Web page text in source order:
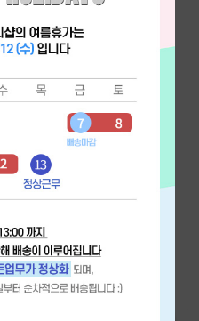
(특가) 플라워 레이스 튜닉-T
[직수입][Good Price!]
[단독주문시 바로배송]
₩49,000